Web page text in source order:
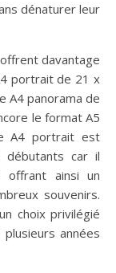
dénaturer leur
davantage
portrait de 21 x
A4 panorama de
le format A5
A4 portrait est
débutants car il
offrant ainsi un
souvenirs.
choix privilégié
années